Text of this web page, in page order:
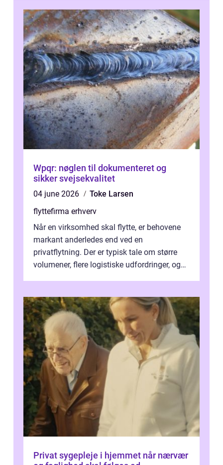
Wpqr: nøglen til dokumenteret og
sikker svejsekvalitet
04 june 2026
Toke Larsen
flyttefirma erhverv
Når en virksomhed skal flytte, er behovene
markant anderledes end ved en
privatflytning. Der er typisk tale om større
volumener, flere logistiske udfordringer, og
Privat sygepleje i hjemmet når nærvær